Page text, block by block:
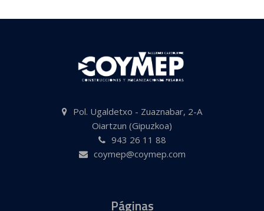
Pol. Ugaldetxo - Zuaznabar, 2-A
Oiartzun (Gipuzkoa)
943 26 11 88
coymep@coymep.com
Páginas